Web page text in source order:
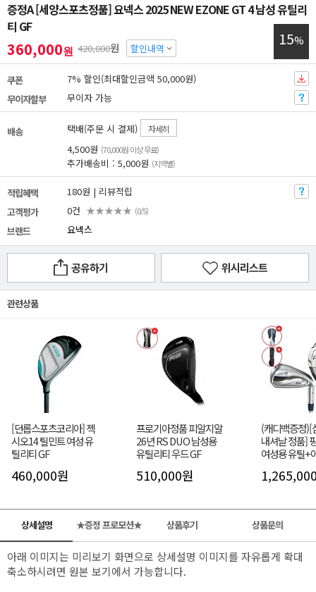
증정A [세양스포츠정품] 요넥스 2025 NEW EZONE GT 4 남성 유틸리
티 GF
360,000원 420,000원 할인내역 15%
쿠폰
7% 할인(최대할인금액 50,000원)
무이자할부
무이자 가능
배송 택배(주문 시 결제) 자세히
4,500원 (70,000원 이상 무료)
추가배송비 : 5,000원 (지역별)
적립혜택
180원 | 리뷰적립
고객평가
0건 ★★★★★ (0/5)
브랜드 요넥스
공유하기 위시리스트
관련상품
[던롭스포츠코리아] 젝
시오14 틸민트 여성 유
틸리티 GF
460,000원
프로기아정품 피알지알
26년 RS DUO 남성용
유틸리티 우드 GF
510,000원
(캐디백증정)[
내셔날 정품]
여성용 유틸+
상세설명 ★증정 프로모션★ 상품후기 상품문의
아래 이미지는 미리보기 화면으로 상세설명 이미지를 자유롭게 확대
축소하시려면 원본 보기에서 가능합니다.